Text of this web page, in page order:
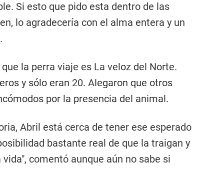
Si esto que pido esta dentro de las
lo agradecería con el alma entera y un
la perra viaje es La veloz del Norte.
y sólo eran 20. Alegaron que otros
por la presencia del animal.
Abril está cerca de tener ese esperado
bastante real de que la traigan y
comentó aunque aún no sabe si